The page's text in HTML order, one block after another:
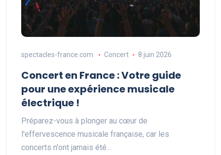
spectacles-france.com Concert 8 juin 2026
Concert en France : Votre guide
pour une expérience musicale
électrique !
Préparez-vous à plonger au cœur de
l'effervescence musicale française, car les
concerts n'ont jamais été…